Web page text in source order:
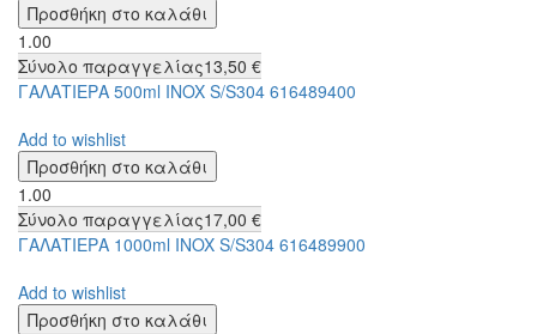
1.00
Σύνολο παραγγελίας13,50 €
ΓΑΛΑΤΙΕΡΑ 500ml INOX S/S304 616489400
Add to wishlist
1.00
Σύνολο παραγγελίας17,00 €
ΓΑΛΑΤΙΕΡΑ 1000ml INOX S/S304 616489900
Add to wishlist